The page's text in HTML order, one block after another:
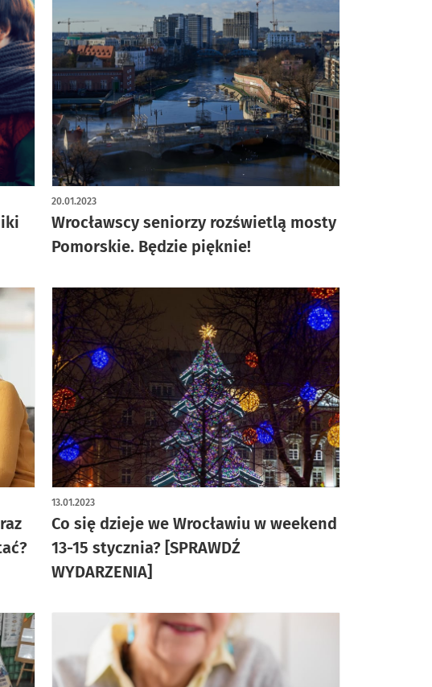
Wrocławscy seniorzy rozświetlą mosty
Pomorskie. Będzie pięknie!
20.01.2023
Co się dzieje we Wrocławiu w weekend
13-15 stycznia? [SPRAWDŹ
WYDARZENIA]
13.01.2023